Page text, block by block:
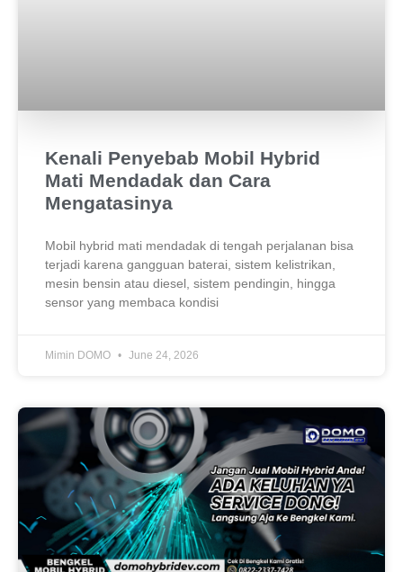
Kenali Penyebab Mobil Hybrid
Mati Mendadak dan Cara
Mengatasinya
Mobil hybrid mati mendadak di tengah perjalanan bisa
terjadi karena gangguan baterai, sistem kelistrikan,
mesin bensin atau diesel, sistem pendingin, hingga
sensor yang membaca kondisi
Mimin DOMO June 24, 2026